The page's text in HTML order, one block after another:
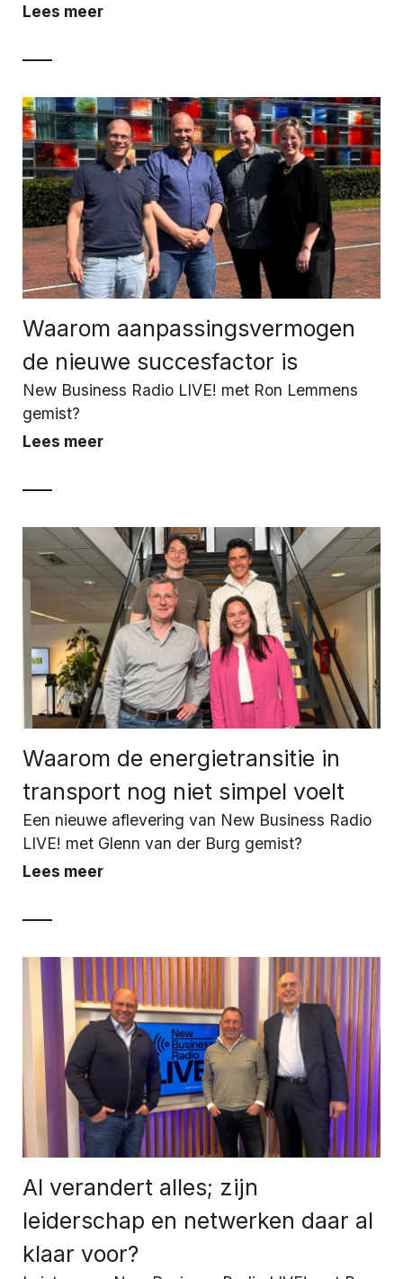
Lees meer
Waarom aanpassingsvermogen
de nieuwe succesfactor is
New Business Radio LIVE! met Ron Lemmens
gemist?
Lees meer
Waarom de energietransitie in
transport nog niet simpel voelt
Een nieuwe aflevering van New Business Radio
LIVE! met Glenn van der Burg gemist?
Lees meer
AI verandert alles; zijn
leiderschap en netwerken daar al
klaar voor?